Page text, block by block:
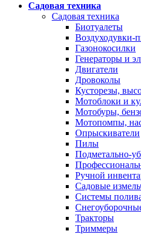
Садовая техника
Садовая техника
Биотуалеты
Воздуходувки-
Газонокосилки
Генераторы и
Двигатели
Дровоколы
Кусторезы,
Мотоблоки и
Мотобуры,
Мотопомпы,
Опрыскиватели
Пилы
Подметально-
Ручной
Садовые
Системы
Тракторы
Триммеры